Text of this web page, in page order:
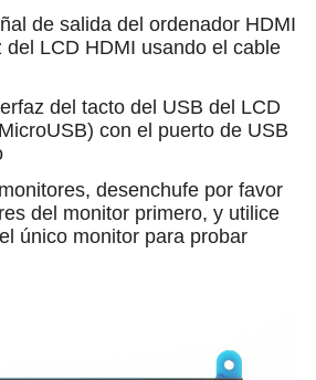
de salida del ordenador HDMI
del LCD HDMI usando el cable
del tacto del USB del LCD
con el puerto de USB
desenchufe por favor
del monitor primero, y utilice
único monitor para probar